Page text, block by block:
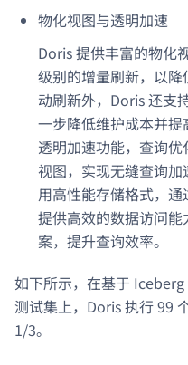
物化视图与透明加速
Doris 提供丰富的物化
级别的增量刷新，以
动刷新外，Doris 还支
一步降低维护成本并
透明加速功能，查询
视图，实现无缝查询
用高性能存储格式，通
提供高效的数据访问
案，提升查询效率。
如下所示，在基于
测试集上，Doris 执行 99
1/3。